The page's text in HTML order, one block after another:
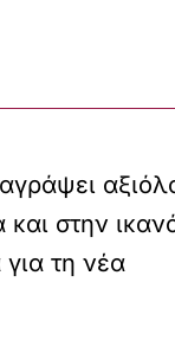
στην
τη νέα